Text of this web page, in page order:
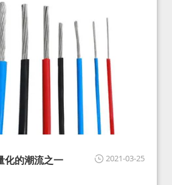
2021-03-25
的潮流之一